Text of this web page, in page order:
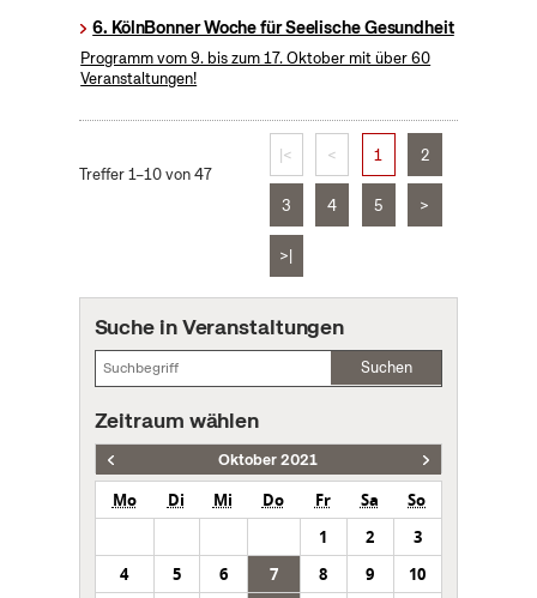
6. KölnBonner Woche für Seelische Gesundheit
Programm vom 9. bis zum 17. Oktober mit über 60
Veranstaltungen!
Treffer 1–10 von 47
|< < 1 2
3 4 5 >
>|
Suche in Veranstaltungen
Suchen
Zeitraum wählen
Oktober 2021
Mo Di Mi Do Fr Sa
So
1
2
3
4
5 6 7 8 9
10